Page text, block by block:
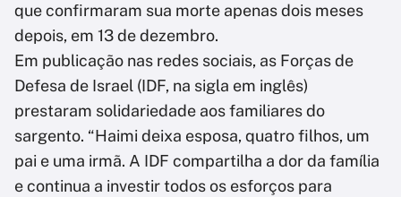
que confirmaram sua morte apenas dois meses
depois, em 13 de dezembro.
Em publicação nas redes sociais, as Forças de
Defesa de Israel (IDF, na sigla em inglês)
prestaram solidariedade aos familiares do
sargento. “Haimi deixa esposa, quatro filhos, um
pai e uma irmã. A IDF compartilha a dor da família
e continua a investir todos os esforços para